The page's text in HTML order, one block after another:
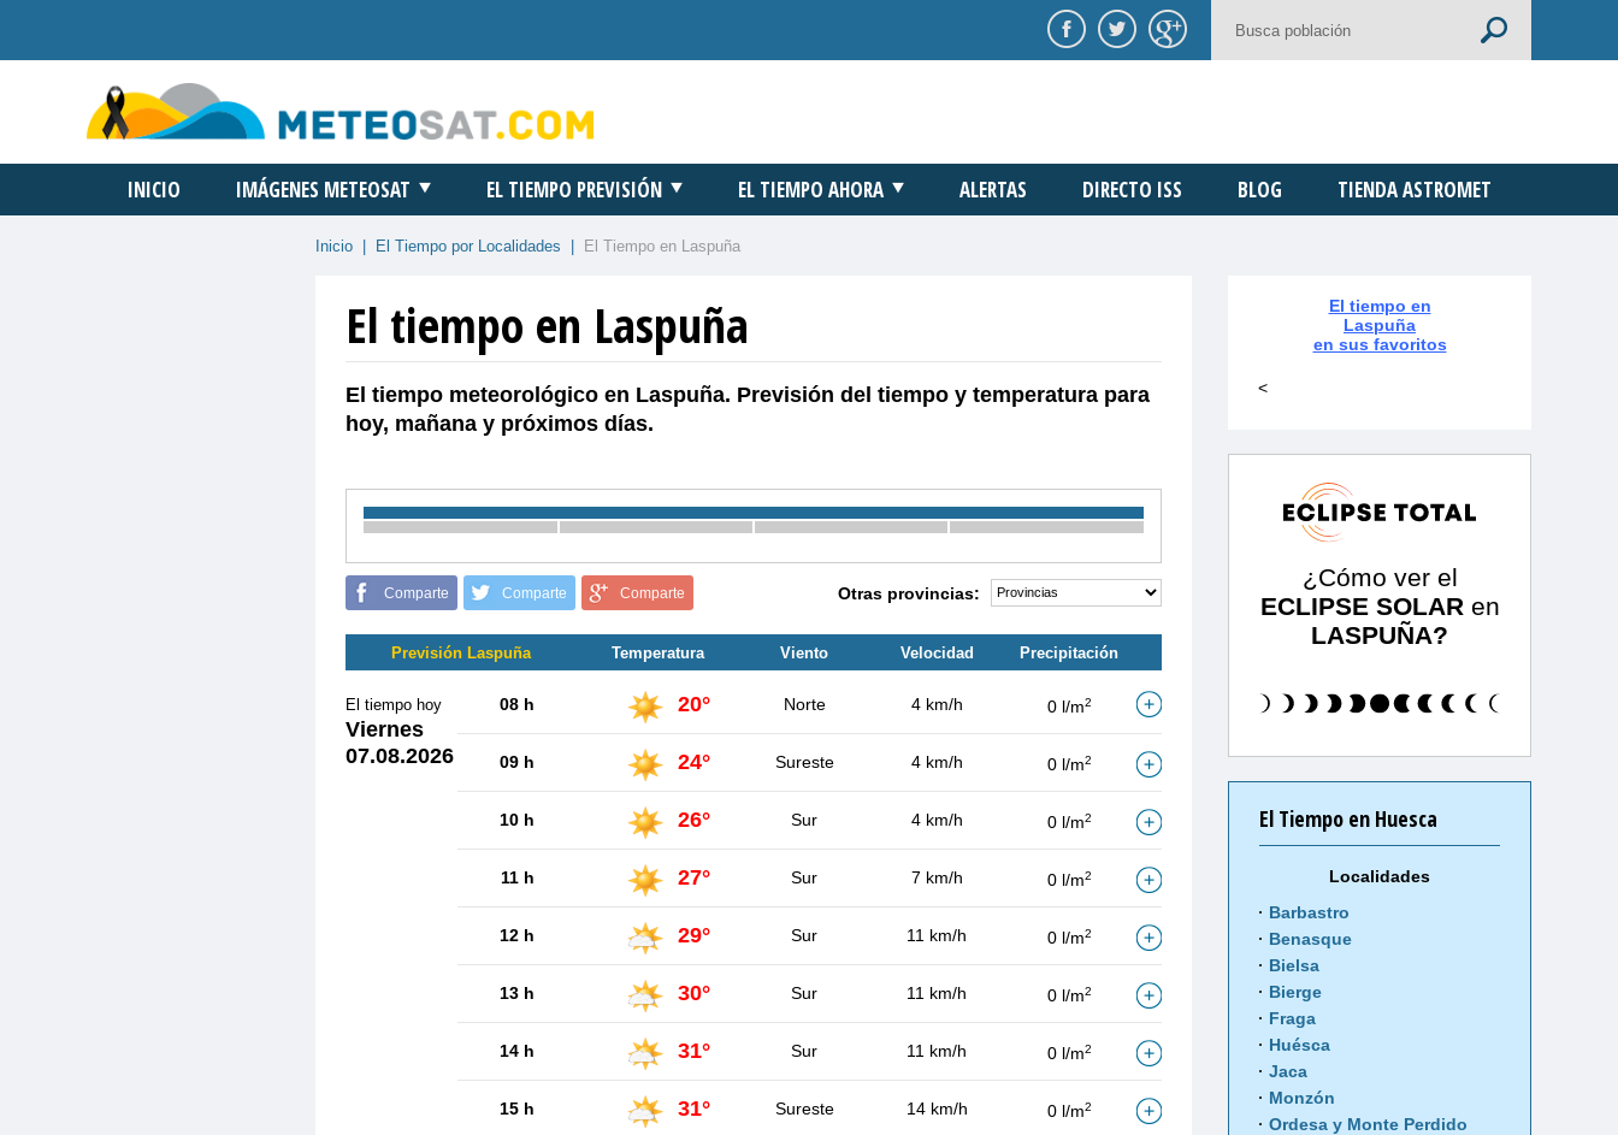
INICIO IMÁGENES METEOSAT EL TIEMPO PREVISIÓN EL TIEMPO AHORA ALERTAS DIRECTO ISS BLOG TIENDA ASTROMET
Inicio El Tiempo por Localidades El Tiempo en Laspuña
El tiempo en Laspuña
El tiempo meteorológico en Laspuña. Previsión del tiempo y temperatura para
hoy, mañana y próximos días.
Comparte Comparte Comparte Otras provincias:
Previsión Laspuña Temperatura Viento Velocidad Precipitación
El tiempo hoy
Viernes
07.08.2026
08 h 20° Norte 4 km/h 0 l/m2
09 h 24° Sureste 4 km/h 0 l/m2
10 h 26° Sur 4 km/h 0 l/m2
11 h 27° Sur 7 km/h 0 l/m2
12 h 29° Sur 11 km/h 0 l/m2
13 h 30° Sur 11 km/h 0 l/m2
14 h 31° Sur 11 km/h 0 l/m2
15 h 31° Sureste 14 km/h 0 l/m2
El tiempo en
Laspuña
en sus favoritos
<
¿Cómo ver el
ECLIPSE SOLAR en
LASPUÑA?
El Tiempo en Huesca
Localidades
Barbastro
Benasque
Bielsa
Bierge
Fraga
Huésca
Jaca
Monzón
Ordesa y Monte Perdido